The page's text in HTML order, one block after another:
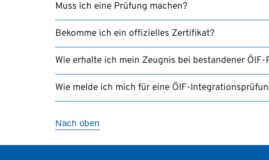
Muss ich eine Prüfung machen?
Bekomme ich ein offizielles Zertifikat?
Wie erhalte ich mein Zeugnis bei bestandener ÖIF-
Wie melde ich mich für eine ÖIF-
Nach oben